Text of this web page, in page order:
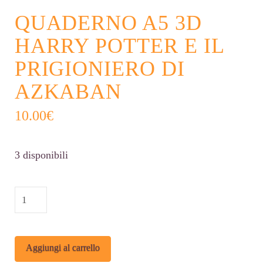
QUADERNO A5 3D
HARRY POTTER E IL
PRIGIONIERO DI
AZKABAN
10.00€
3 disponibili
QUADERNO
A5
3D
Harry
Aggiungi al carrello